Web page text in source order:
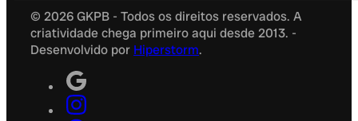
© 2026 GKPB - Todos os direitos reservados. A
criatividade chega primeiro aqui desde 2013. -
Desenvolvido por Hiperstorm.